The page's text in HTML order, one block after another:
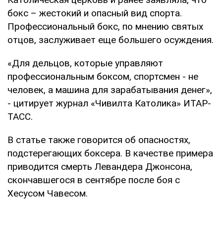
бокс – жестокий и опасный вид спорта.
Профессиональный бокс, по мнению святых
отцов, заслуживает еще большего осуждения.
«Для дельцов, которые управляют
профессиональным боксом, спортсмен - не
человек, а машина для зарабатывания денег»,
- цитирует журнал «Чивилта Католика» ИТАР-
ТАСС.
В статье также говорится об опасностях,
подстерегающих боксера. В качестве примера
приводится смерть Левандера Джонсона,
скончавшегося в сентябре после боя с
Хесусом Чавесом.